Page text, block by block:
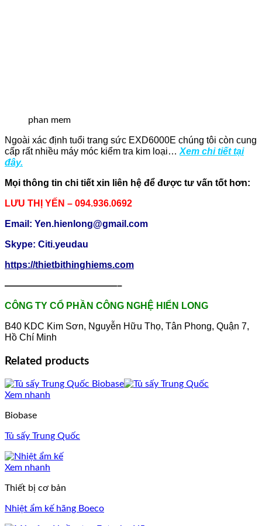
phan mem
Ngoài xác định tuổi trang sức EXD6000E chúng tôi còn cung
cấp rất nhiều máy móc kiểm tra kim loại… Xem chi tiết tại
đây.
Mọi thông tin chi tiết xin liên hệ để được tư vấn tốt hơn:
LƯU THỊ YẾN – 094.936.0692
Email: Yen.hienlong@gmail.com
Skype: Citi.yeudau
https://thietbithinghiems.com
————————————–
CÔNG TY CỔ PHẦN CÔNG NGHỆ HIỂN LONG
B40 KDC Kim Sơn, Nguyễn Hữu Thọ, Tân Phong, Quận 7,
Hồ Chí Minh
Related products
Xem nhanh
Biobase
Tủ sấy Trung Quốc
Xem nhanh
Thiết bị cơ bản
Nhiệt ẩm kế hãng Boeco